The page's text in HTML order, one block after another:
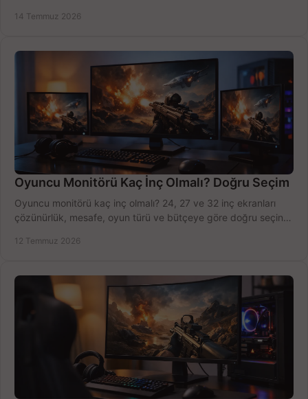
14 Temmuz 2026
Oyuncu Monitörü Kaç İnç Olmalı? Doğru Seçim
Oyuncu monitörü kaç inç olmalı? 24, 27 ve 32 inç ekranları
çözünürlük, mesafe, oyun türü ve bütçeye göre doğru seçin,
12 Temmuz 2026